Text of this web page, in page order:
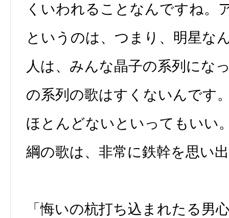
くいわれることなんですね。
というのは、つまり、明星な
人は、みんな晶子の系列にな
の系列の歌はすくないんです
ほとんどないといってもいい
綱の歌は、非常に鉄幹を思い
「悔いの杭打ち込まれたる男